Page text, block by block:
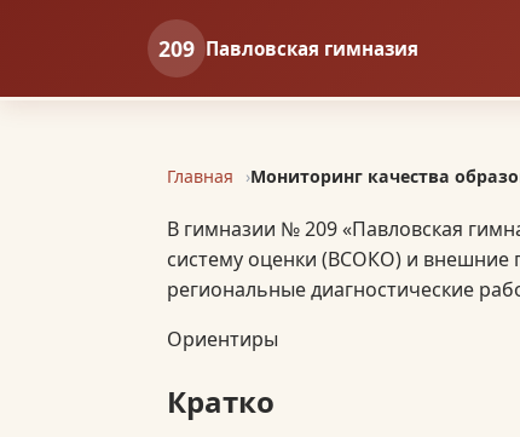
209 Павловская гимназия
Главная Мониторинг качества
В гимназии № 209 «Павловская
систему оценки (ВСОКО) и внешние
региональные диагностические
Ориентиры
Кратко